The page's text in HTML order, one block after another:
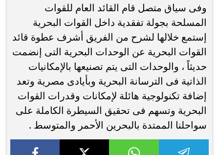
وفى سياق متصل قام القائد العام للقوات
المسلحة بجولة تفقدية داخل القوات البحرية
إستمع خلالها لشرح من الفريق أشرف عطوة قائد
القوات البحرية عن الوحدات البحرية التى إنضمت
حديثاً ، والوحدات التى يتم تصنيعها بالإمكانيات
الذاتية فى الترسانة البحرية وبأيادى مصرية وتعد
إضافة تكنولوجية هائلة لإمكانات وقدرات القوات
البحرية وتسهم فى تحقيق السيطرة الكاملة على
سواحلنا الممتدة بالبحرين الأحمر والمتوسط .